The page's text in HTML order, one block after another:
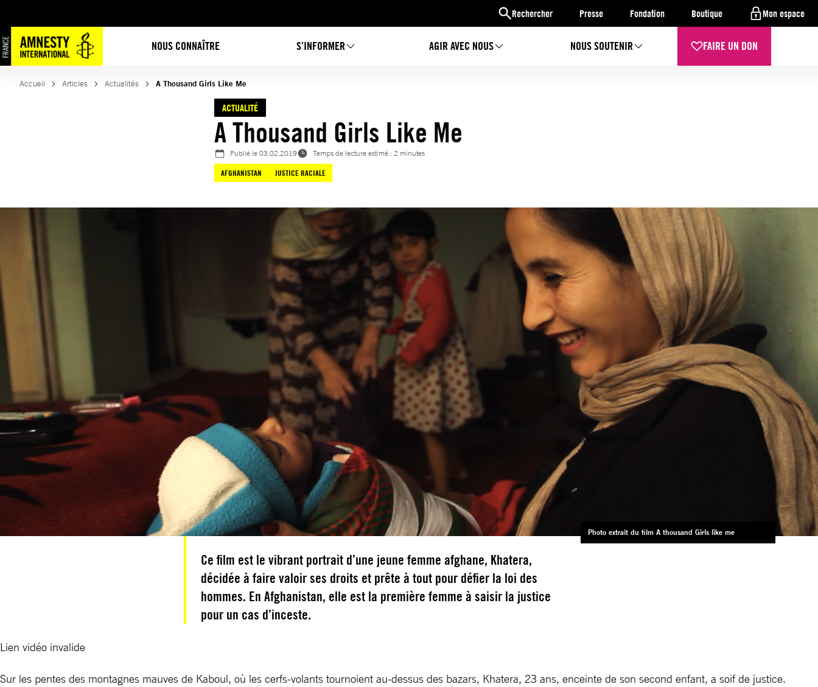
Rechercher Presse Fondation Boutique Mon espace
NOUS CONNAÎTRE S’INFORMER AGIR AVEC NOUS NOUS SOUTENIR FAIRE UN DON
au
contenu
Accueil Articles Actualités A Thousand Girls Like Me
ACTUALITÉ
A Thousand Girls Like Me
Publié le03.02.2019
Temps de lecture estimé : 2 minutes
AFGHANISTAN
JUSTICE RACIALE
Photo extrait du film A thousand Girls like me
Ce film est le vibrant portrait d’une jeune femme afghane, Khatera,
décidée à faire valoir ses droits et prête à tout pour défier la loi des
hommes. En Afghanistan, elle est la première femme à saisir la justice
pour un cas d’inceste.
Lien vidéo invalide
Sur les pentes des montagnes mauves de Kaboul, où les cerfs-volants tournoient au-dessus des bazars, Khatera, 23 ans, enceinte de son second enfant, a soif de justice.